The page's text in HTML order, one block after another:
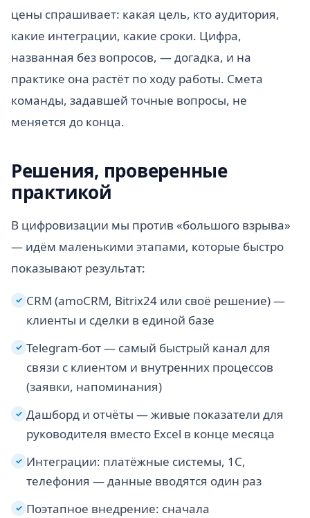
цены спрашивает: какая цель, кто аудитория,
какие интеграции, какие сроки. Цифра,
названная без вопросов, — догадка, и на
практике она растёт по ходу работы. Смета
команды, задавшей точные вопросы, не
меняется до конца.
Решения, проверенные
практикой
В цифровизации мы против «большого взрыва»
— идём маленькими этапами, которые быстро
показывают результат:
✓ CRM (amoCRM, Bitrix24 или своё решение) —
клиенты и сделки в единой базе
✓ Telegram-бот — самый быстрый канал для
связи с клиентом и внутренних процессов
(заявки, напоминания)
✓ Дашборд и отчёты — живые показатели для
руководителя вместо Excel в конце месяца
✓ Интеграции: платёжные системы, 1С,
телефония — данные вводятся один раз
✓ Поэтапное внедрение: сначала